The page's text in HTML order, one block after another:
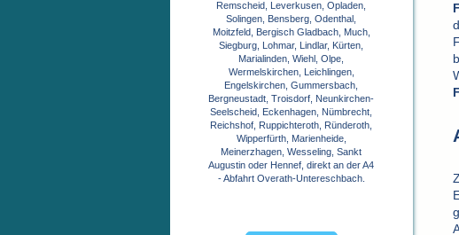
Remscheid, Leverkusen, Opladen,
Solingen, Bensberg, Odenthal,
Moitzfeld, Bergisch Gladbach, Much,
Siegburg, Lohmar, Lindlar, Kürten,
Marialinden, Wiehl, Olpe,
Wermelskirchen, Leichlingen,
Engelskirchen, Gummersbach,
Bergneustadt, Troisdorf, Neunkirchen-
Seelscheid, Eckenhagen, Nümbrecht,
Reichshof, Ruppichteroth, Ründeroth,
Wipperfürth, Marienheide,
Meinerzhagen, Wesseling, Sankt
Augustin oder Hennef, direkt an der A4
- Abfahrt Overath-Untereschbach.